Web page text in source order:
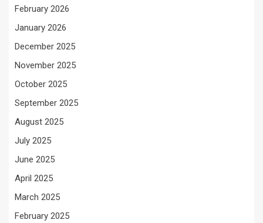
February 2026
January 2026
December 2025
November 2025
October 2025
September 2025
August 2025
July 2025
June 2025
April 2025
March 2025
February 2025